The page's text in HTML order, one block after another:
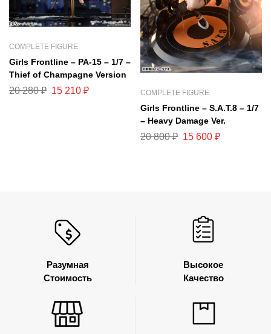
COMPLETE FIGURE
Girls Frontline – PA-15 – 1/7 –
Thief of Champagne Version
20 280₽ 15 210 ₽ COMPLETE FIGURE
Girls Frontline – S.A.T.8 – 1/7
– Heavy Damage Ver.
20 800₽ 15 600 ₽
Разумная
Стоимость
Высокое
Качество